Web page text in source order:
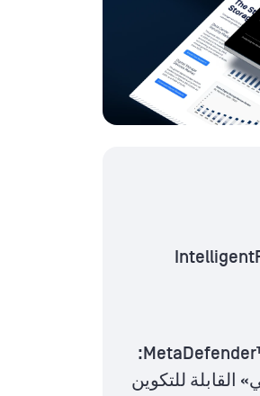
إصدار MetaDefender™ Drive .4.7:
القابلة للتكوين